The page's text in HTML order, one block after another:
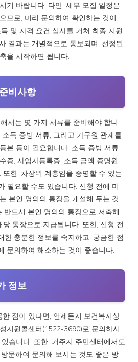
기 바랍니다. 다만, 세부 모집 일정은
므로, 미리 문의하여 확인하는 것이
및 자격 요건 심사를 거쳐 최종 지원
결과는 개별적으로 통보되며, 선정된
을 시작하면 됩니다.
비사항
서는 몇 가지 서류를 준비해야 합니
득 증빙 서류, 그리고 가구원 관계를
본 등이 필요합니다. 소득 증빙 서류
증, 사업자등록증, 소득 금액 증명원
한, 차상위 계층임을 증명할 수 있는
필요할 수도 있습니다. 신청 전에 미
본인 명의의 통장을 개설해 두는 것
반드시 본인 명의의 통장으로 저축해
통장으로 지급됩니다. 또한, 신청 전
한 충분한 정보를 숙지하고, 궁금한 점
문의하여 해소하는 것이 좋습니다.
정보
점이 있다면, 언제든지 보건복지상
지원콜센터(1522-3690)로 문의하시
습니다. 또한, 거주지 주민센터에서도
문하여 문의해 보시는 것도 좋은 방